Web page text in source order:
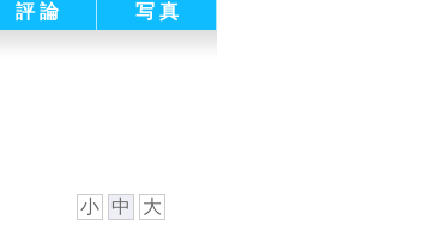
評 論 写 真
小 中 大